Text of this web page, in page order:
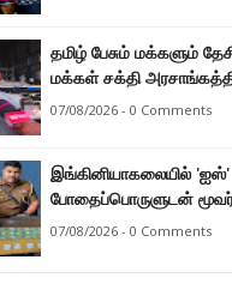
நுவரெலியா மாநகர சபை
முதல்வர் எஸ். யோகராஜா
தமிழ் பேசும் மக்களும்
மக்கள் சக்தி
ஆணையளித்துள்ளனர் –
07/08/2026 - 0 Comments
இங்கினியாகலையில் 'ஐஸ்'
போதைப்பொருளுடன்
07/08/2026 - 0 Comments